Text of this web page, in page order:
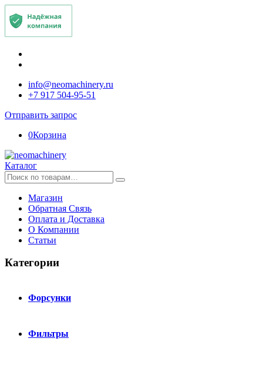
info@neomachinery.ru
+7 917 504-95-51
Отправить запрос
0Корзина
Каталог
Искать:
Магазин
Обратная Связь
Оплата и Доставка
О Компании
Статьи
Категории
Фильтры
Форсунки